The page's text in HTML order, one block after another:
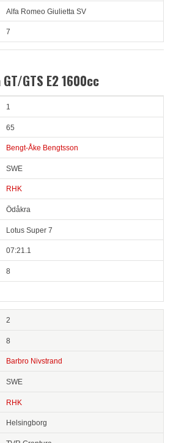
Alfa Romeo Giulietta SV
7
GT/GTS E2 1600cc
1
65
Bengt-Åke Bengtsson
SWE
RHK
Ödåkra
Lotus Super 7
07:21.1
8
2
8
Barbro Nivstrand
SWE
RHK
Helsingborg